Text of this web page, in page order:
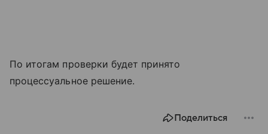
По итогам проверки будет принято
процессуальное решение.
Поделиться